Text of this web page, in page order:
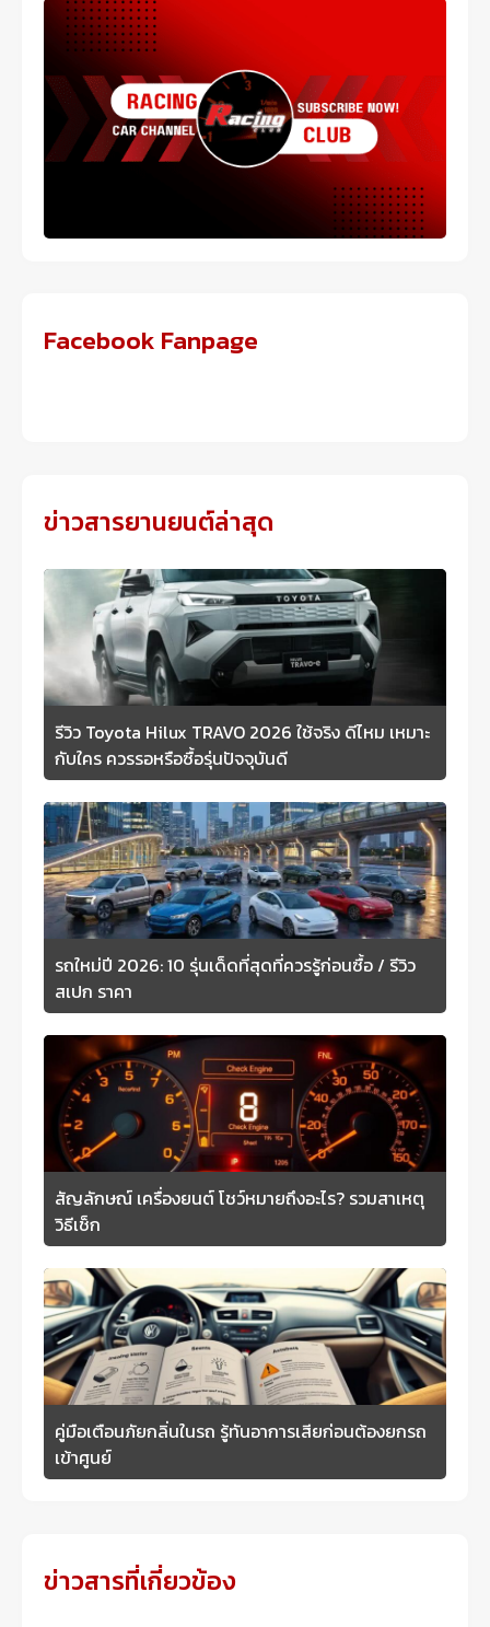
Facebook Fanpage
ข่าวสารยานยนต์ล่าสุด
รีวิว Toyota Hilux TRAVO 2026 ใช้จริง ดีไหม เหมาะ
กับใคร ควรรอหรือซื้อรุ่นปัจจุบันดี
รถใหม่ปี 2026: 10 รุ่นเด็ดที่สุดที่ควรรู้ก่อนซื้อ / รีวิว
สเปก ราคา
สัญลักษณ์ เครื่องยนต์ โชว์หมายถึงอะไร? รวมสาเหตุ
วิธีเช็ก
คู่มือเตือนภัยกลิ่นในรถ รู้ทันอาการเสียก่อนต้องยกรถ
เข้าศูนย์
ข่าวสารที่เกี่ยวข้อง